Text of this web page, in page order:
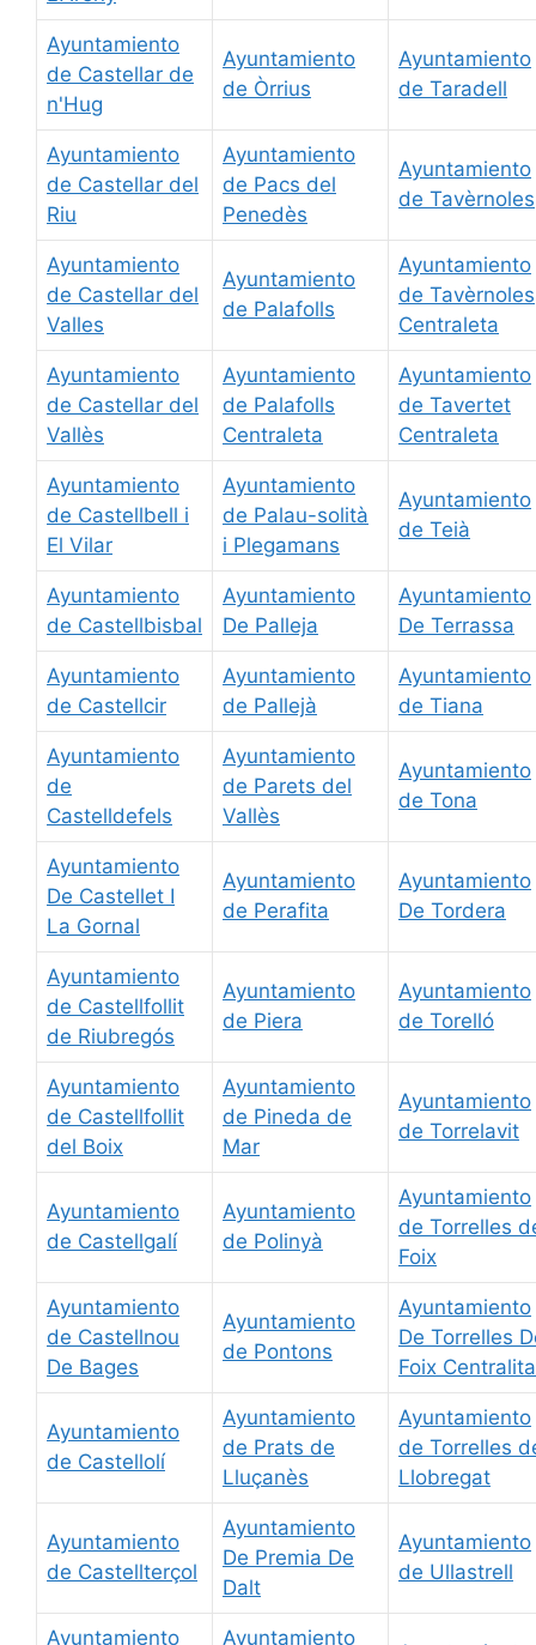
Ayuntamiento
de Castellar de
n'Hug
Ayuntamiento
de Òrrius
Ayuntamiento
de Taradell
Ayuntamiento
de Castellar del
Riu
Ayuntamiento
de Pacs del
Penedès
Ayuntamiento
de Tavèrnoles
Ayuntamiento
de Castellar del
Valles
Ayuntamiento
de Palafolls
Ayuntamiento
de Tavèrnoles
Centraleta
Ayuntamiento
de Castellar del
Vallès
Ayuntamiento
de Palafolls
Centraleta
Ayuntamiento
de Tavertet
Centraleta
Ayuntamiento
de Castellbell i
El Vilar
Ayuntamiento
de Palau-solità
i Plegamans
Ayuntamiento
de Teià
Ayuntamiento
de Castellbisbal
Ayuntamiento
De Palleja
Ayuntamiento
De Terrassa
Ayuntamiento
de Castellcir
Ayuntamiento
de Pallejà
Ayuntamiento
de Tiana
Ayuntamiento
de
Castelldefels
Ayuntamiento
de Parets del
Vallès
Ayuntamiento
de Tona
Ayuntamiento
De Castellet I
La Gornal
Ayuntamiento
de Perafita
Ayuntamiento
De Tordera
Ayuntamiento
de Castellfollit
de Riubregós
Ayuntamiento
de Piera
Ayuntamiento
de Torelló
Ayuntamiento
de Castellfollit
del Boix
Ayuntamiento
de Pineda de
Mar
Ayuntamiento
de Torrelavit
Ayuntamiento
de Castellgalí
Ayuntamiento
de Polinyà
Ayuntamiento
de Torrelles
Foix
Ayuntamiento
de Castellnou
De Bages
Ayuntamiento
de Pontons
Ayuntamiento
De Torrelles
Foix Centralita
Ayuntamiento
de Castellolí
Ayuntamiento
de Prats de
Lluçanès
Ayuntamiento
de Torrelles
Llobregat
Ayuntamiento
de Castellterçol
Ayuntamiento
De Premia De
Dalt
Ayuntamiento
de Ullastrell
Ayuntamiento
Ayuntamiento